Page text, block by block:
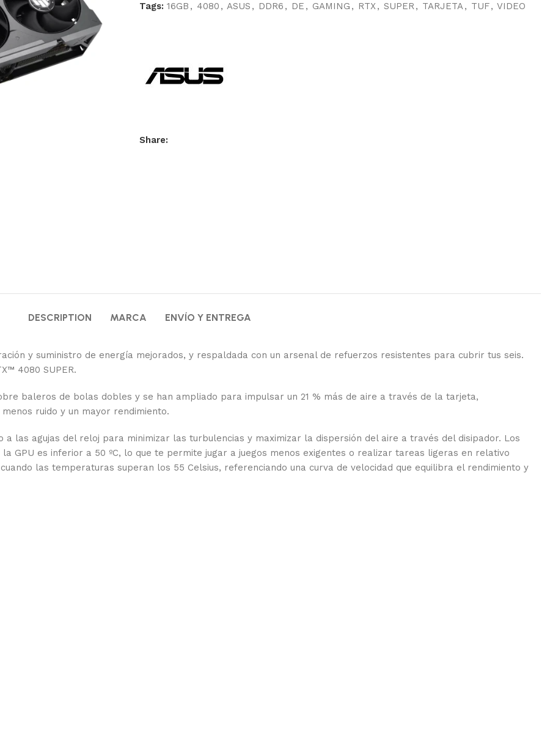
Tags: 16GB , 4080 , ASUS , DDR6 , DE , GAMING , RTX, SUPER, TARJETA, TUF, VIDEO
Share:
DESCRIPTION MARCA ENVÍO Y ENTREGA
y suministro de energía mejorados, y respaldada con un arsenal de refuerzos resistentes para cubrir tus seis.
4080 SUPER.
baleros de bolas dobles y se han ampliado para impulsar un 21 % más de aire a través de la tarjeta,
ruido y un mayor rendimiento.
las agujas del reloj para minimizar las turbulencias y maximizar la dispersión del aire a través del disipador. Los
GPU es inferior a 50 ºC, lo que te permite jugar a juegos menos exigentes o realizar tareas ligeras en relativo
las temperaturas superan los 55 Celsius, referenciando una curva de velocidad que equilibra el rendimiento y